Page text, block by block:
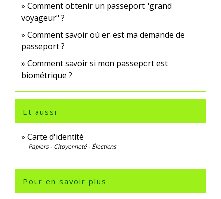
Comment obtenir un passeport "grand
voyageur" ?
Comment savoir où en est ma demande de
passeport ?
Comment savoir si mon passeport est
biométrique ?
Et aussi
Carte d'identité
Papiers - Citoyenneté - Élections
Pour en savoir plus